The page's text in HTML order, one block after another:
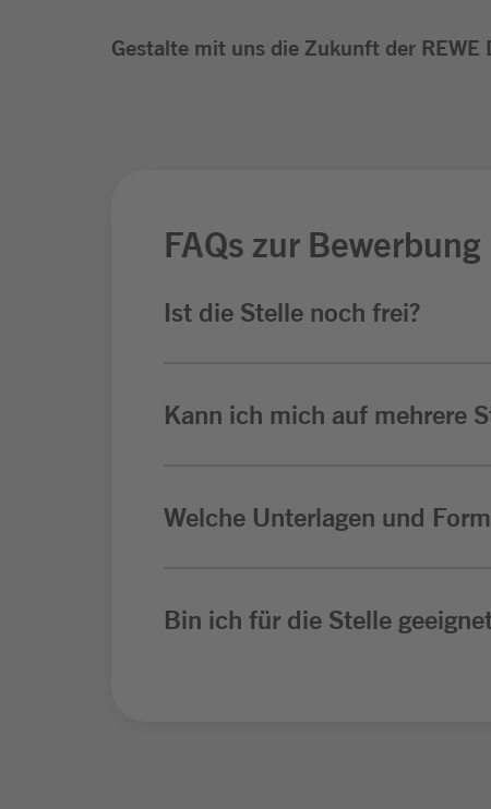
Gestalte mit uns die Zukunft der
FAQs zur Bewerbung
Ist die Stelle noch frei?
Kann ich mich auf mehrere
Welche Unterlagen und
Bin ich für die Stelle